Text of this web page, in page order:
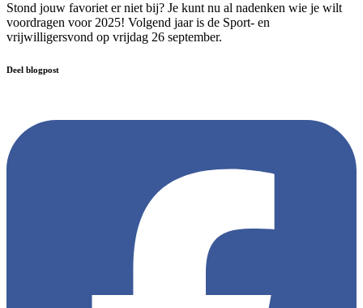
Stond jouw favoriet er niet bij? Je kunt nu al nadenken wie je wilt
voordragen voor 2025! Volgend jaar is de Sport- en
vrijwilligersvond op vrijdag 26 september.
Deel blogpost